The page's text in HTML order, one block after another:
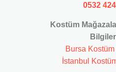
0532
Kostüm
Bursa Kostüm
İstanbul